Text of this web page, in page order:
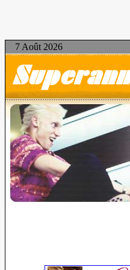
7 Août 2026